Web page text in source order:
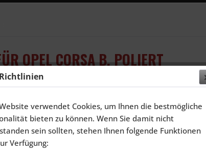
OPEL CORSA B, POLIERT
Inhalt:4
inkl. MwSt.
Lieferzeit
verwendet Cookies, um Ihnen die bestmögliche
bieten zu können. Wenn Sie damit nicht
sein sollten, stehen Ihnen folgende Funktionen
Verfügung: